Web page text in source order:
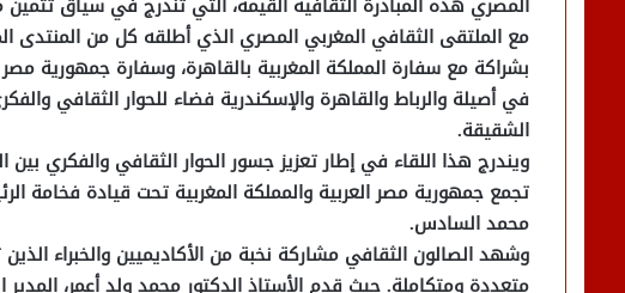
مع الملتقى الثقافي المغربي المصري الذي أطلقه كل من المنتدى
بشراكة مع سفارة المملكة المغربية بالقاهرة، وسفارة جمهورية
في أصيلة والرباط والقاهرة والإسكندرية فضاء للحوار الثقافي
الشقيقة.
ويندرج هذا اللقاء في إطار تعزيز جسور الحوار الثقافي والفكري
تجمع جمهورية مصر العربية والمملكة المغربية تحت قيادة فخامة
محمد السادس.
وشهد الصالون الثقافي مشاركة نخبة من الأكاديميين والخبراء الذين
متعددة ومتكاملة. حيث قدم الأستاذ الدكتور محمد ولد أعمر، المدير